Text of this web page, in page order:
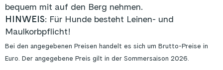
bequem mit auf den Berg nehmen.
HINWEIS: Für Hunde besteht Leinen- und
Maulkorbpflicht!
Bei den angegebenen Preisen handelt es sich um Brutto-Preise in
Euro. Der angegebene Preis gilt in der Sommersaison 2026.